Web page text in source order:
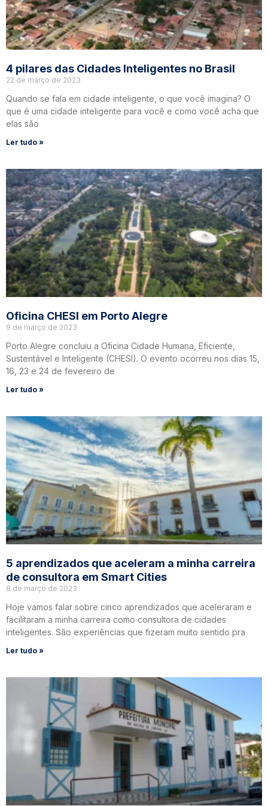
4 pilares das Cidades Inteligentes no Brasil
22 de março de 2023
Quando se fala em cidade inteligente, o que você imagina? O
que é uma cidade inteligente para você e como você acha que
elas são
Ler tudo »
Oficina CHESI em Porto Alegre
9 de março de 2023
Porto Alegre concluiu a Oficina Cidade Humana, Eficiente,
Sustentável e Inteligente (CHESI). O evento ocorreu nos dias 15,
16, 23 e 24 de fevereiro de
Ler tudo »
5 aprendizados que aceleram a minha carreira
de consultora em Smart Cities
8 de março de 2023
Hoje vamos falar sobre cinco aprendizados que aceleraram e
facilitaram a minha carreira como consultora de cidades
inteligentes. São experiências que fizeram muito sentido pra
Ler tudo »